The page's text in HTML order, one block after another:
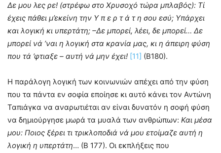
Δε μου λες ρε! (στρέφω στο Χρυσοχό τώρα μπλαβός): Τί
έχεις πάθει μ’εκείνη την Υ π ε ρ τ ά τ η σου εσύ; Υπάρχει
και λογική κι υπερτάτη; –Δε μπορεί, λέει, δε μπορεί… Δε
μπορεί νά ’ναι η λογική στα κρανία μας, κι η άπειρη φύση
που τά ’φτιαξε – αυτή νά μην έχει! [11] (Β180).
Η παράλογη λογική των κοινωνιών απέχει από την φύση
που τα πάντα εν σοφία εποίησε κι αυτό κάνει τον Αντώνη
Ταπιάγκα να αναρωτιέται αν είναι δυνατόν η σοφή φύση
να δημιούργησε μωρά τα μυαλά των ανθρώπων: Και μέσα
μου: Ποιος ξέρει τι τρικλοποδιά νά μου ετοίμαζε αυτή η
λογική η υπερτάτη… (Β 177). Οι εκπλήξεις που